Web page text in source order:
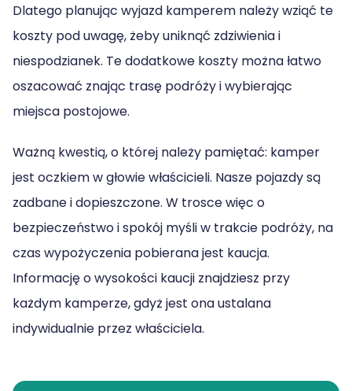
Dlatego planując wyjazd kamperem należy wziąć te
koszty pod uwagę, żeby uniknąć zdziwienia i
niespodzianek. Te dodatkowe koszty można łatwo
oszacować znając trasę podróży i wybierając
miejsca postojowe.
Ważną kwestią, o której należy pamiętać: kamper
jest oczkiem w głowie właścicieli. Nasze pojazdy są
zadbane i dopieszczone. W trosce więc o
bezpieczeństwo i spokój myśli w trakcie podróży, na
czas wypożyczenia pobierana jest kaucja.
Informację o wysokości kaucji znajdziesz przy
każdym kamperze, gdyż jest ona ustalana
indywidualnie przez właściciela.